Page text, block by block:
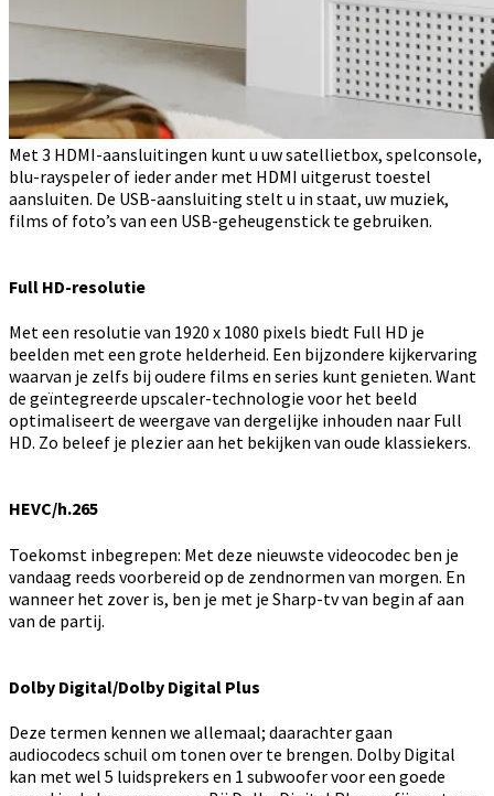
Met 3 HDMI-aansluitingen kunt u uw satellietbox, spelconsole,
blu-rayspeler of ieder ander met HDMI uitgerust toestel
aansluiten. De USB-aansluiting stelt u in staat, uw muziek,
films of foto’s van een USB-geheugenstick te gebruiken.
Full HD-resolutie
Met een resolutie van 1920 x 1080 pixels biedt Full HD je
beelden met een grote helderheid. Een bijzondere kijkervaring
waarvan je zelfs bij oudere films en series kunt genieten. Want
de geïntegreerde upscaler-technologie voor het beeld
optimaliseert de weergave van dergelijke inhouden naar Full
HD. Zo beleef je plezier aan het bekijken van oude klassiekers.
HEVC/h.265
Toekomst inbegrepen: Met deze nieuwste videocodec ben je
vandaag reeds voorbereid op de zendnormen van morgen. En
wanneer het zover is, ben je met je Sharp-tv van begin af aan
van de partij.
Dolby Digital/Dolby Digital Plus
Deze termen kennen we allemaal; daarachter gaan
audiocodecs schuil om tonen over te brengen. Dolby Digital
kan met wel 5 luidsprekers en 1 subwoofer voor een goede